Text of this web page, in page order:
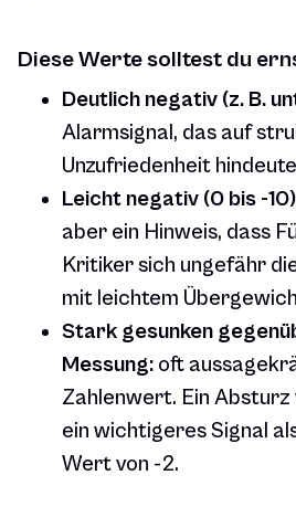
Diese Werte solltest du
Deutlich negativ (z. B.
Alarmsignal, das auf
Unzufriedenheit
Leicht negativ (0 bis -
aber ein Hinweis, dass
Kritiker sich ungefähr
mit leichtem
Stark gesunken
Messung: oft
Zahlenwert. Ein Absturz
ein wichtigeres Signal
Wert von -2.